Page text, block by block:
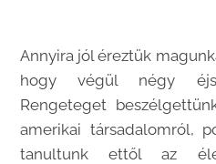
Annyira jól éreztük
hogy végül négy
Rengeteget
amerikai társadalomról,
tanultunk ettől az